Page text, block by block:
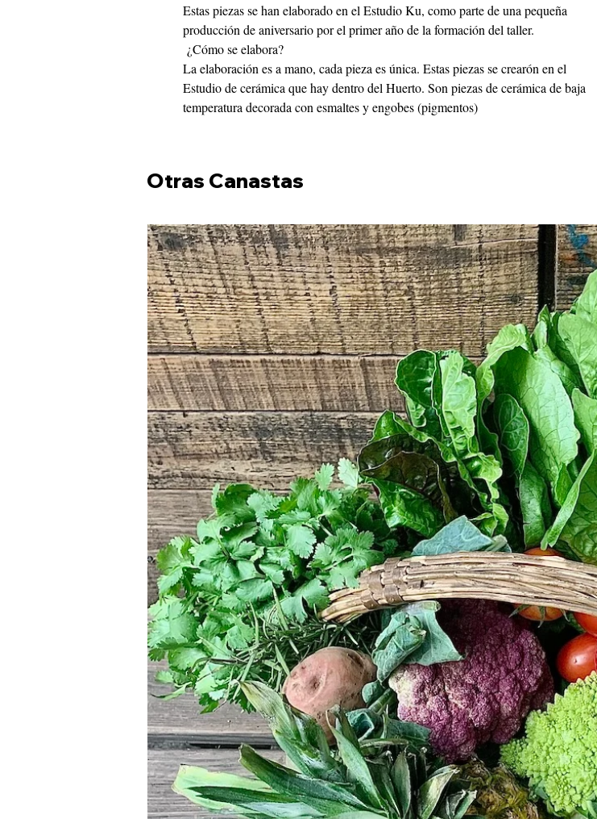
Estas piezas se han elaborado en el Estudio Ku, como parte de una pequeña
producción de aniversario por el primer año de la formación del taller.
¿Cómo se elabora?
La elaboración es a mano, cada pieza es única. Estas piezas se crearón en el
Estudio de cerámica que hay dentro del Huerto. Son piezas de cerámica de baja
temperatura decorada con esmaltes y engobes (pigmentos)
Otras Canastas